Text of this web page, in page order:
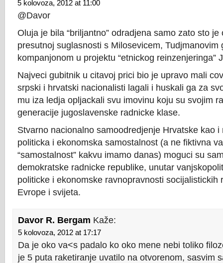
5 kolovoza, 2012 at 11:00
@Davor
Oluja je bila “briljantno” odradjena samo zato sto je
presutnoj suglasnosti s Milosevicem, Tudjmanovim
kompanjonom u projektu “etnickog reinzenjeringa”
Najveci gubitnik u citavoj prici bio je upravo mali
srpski i hrvatski nacionalisti lagali i huskali ga za
mu iza ledja opljackali svu imovinu koju su svojim
generacije jugoslavenske radnicke klase.
Stvarno nacionalno samoodredjenje Hrvatske kao i
politicka i ekonomska samostalnost (a ne fiktivna
“samostalnost” kakvu imamo danas) moguci su
demokratske radnicke republike, unutar
politicke i ekonomske ravnopravnosti socijalistickih
Evrope i svijeta.
Davor R. Bergam Kaže:
5 kolovoza, 2012 at 17:17
Da je oko va<s padalo ko oko mene nebi toliko
je 5 puta raketiranje uvatilo na otvorenom, sasvim